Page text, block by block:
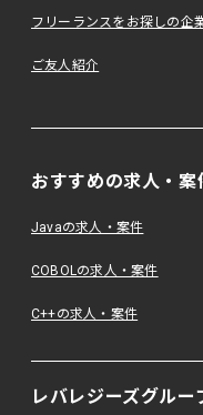
フリーランスをお探しの企
ご友人紹介
おすすめの求人・案
Javaの求人・案件
COBOLの求人・案件
C++の求人・案件
レバレジーズグル